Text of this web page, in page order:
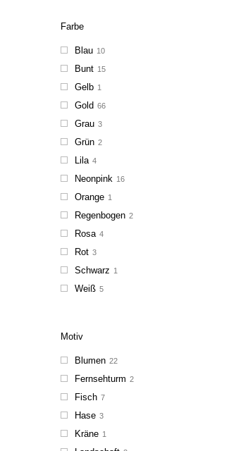
Farbe
Blau 10
Bunt 15
Gelb 1
Gold 66
Grau 3
Grün 2
Lila 4
Neonpink 16
Orange 1
Regenbogen 2
Rosa 4
Rot 3
Schwarz 1
Weiß 5
Motiv
Blumen 22
Fernsehturm 2
Fisch 7
Hase 3
Kräne 1